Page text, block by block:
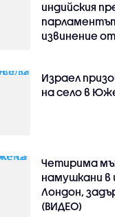
индийския
извинение
Израел
на село в
Четирима
намушкани в
Лондон,
(ВИДЕО)